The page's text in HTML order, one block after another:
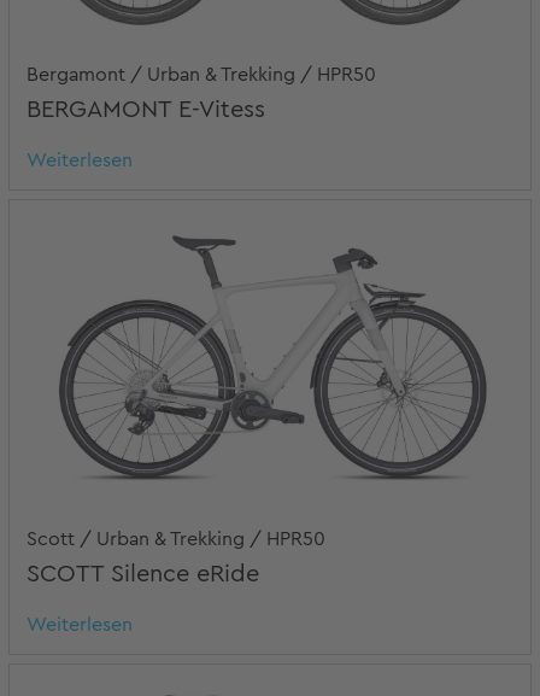
Bergamont / Urban & Trekking / HPR50
BERGAMONT E-Vitess
Weiterlesen
Scott / Urban & Trekking / HPR50
SCOTT Silence eRide
Weiterlesen